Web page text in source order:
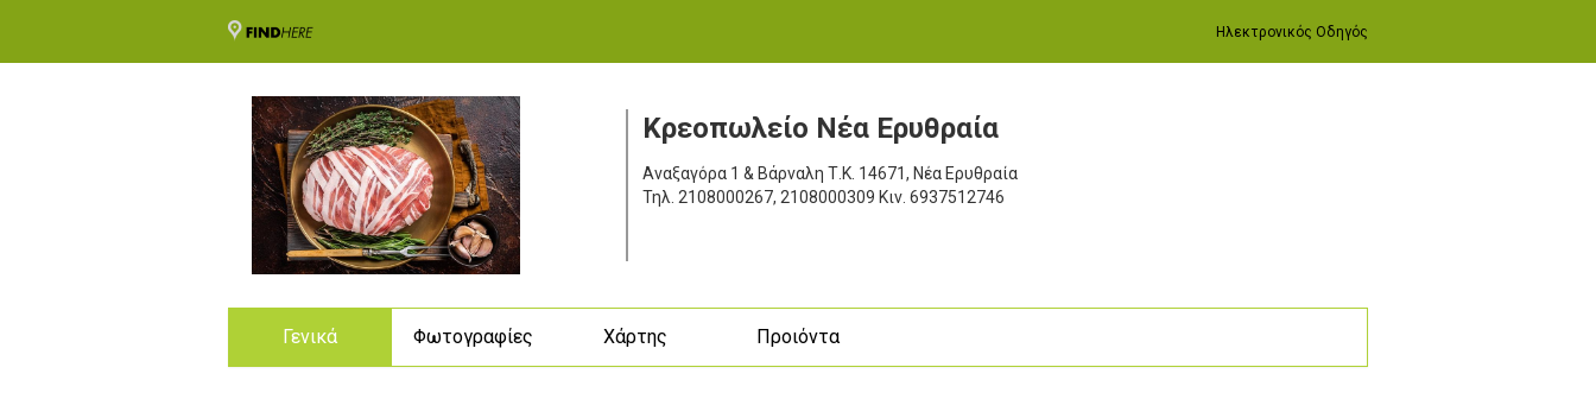
Ηλεκτρονικός Οδηγός
Κρεοπωλείο Νέα Ερυθραία
Αναξαγόρα 1 & Βάρναλη Τ.Κ. 14671, Νέα Ερυθραία
Τηλ. 2108000267, 2108000309 Κιν. 6937512746
Γενικά Φωτογραφίες Χάρτης Προιόντα